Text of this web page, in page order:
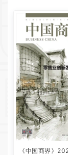
《中国商界》